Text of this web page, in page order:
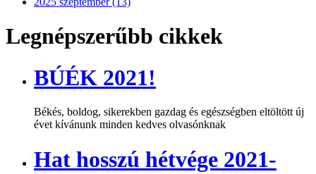
Legnépszerűbb cikkek
BÚÉK 2021!
Békés, boldog, sikerekben gazdag és egészségben eltöltött új
évet kívánunk minden kedves olvasónknak
Hat hosszú hétvége 2021-